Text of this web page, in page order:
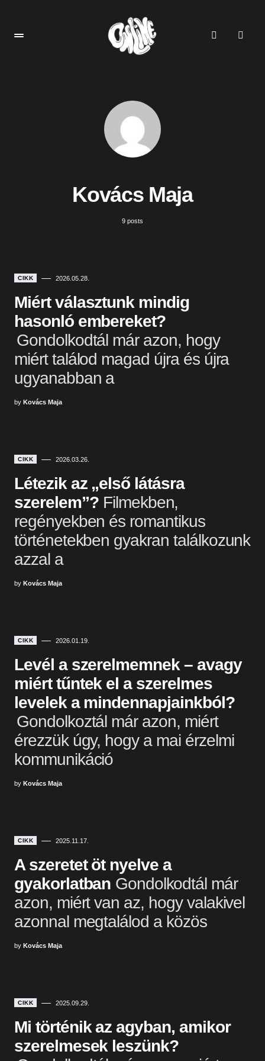
Kovács Maja
9 posts
CIKK 2026.05.28.
Miért választunk mindig
hasonló embereket?
Gondolkodtál már azon, hogy
miért találod magad újra és újra
ugyanabban a
by Kovács Maja
CIKK 2026.03.26.
Létezik az „első látásra
szerelem”? Filmekben,
regényekben és romantikus
történetekben gyakran találkozunk
azzal a
by Kovács Maja
CIKK 2026.01.19.
Levél a szerelmemnek – avagy
miért tűntek el a szerelmes
levelek a mindennapjainkból?
Gondolkoztál már azon, miért
érezzük úgy, hogy a mai érzelmi
kommunikáció
by Kovács Maja
CIKK 2025.11.17.
A szeretet öt nyelve a
gyakorlatban Gondolkodtál már
azon, miért van az, hogy valakivel
azonnal megtalálod a közös
by Kovács Maja
CIKK 2025.09.29.
Mi történik az agyban, amikor
szerelmesek leszünk?